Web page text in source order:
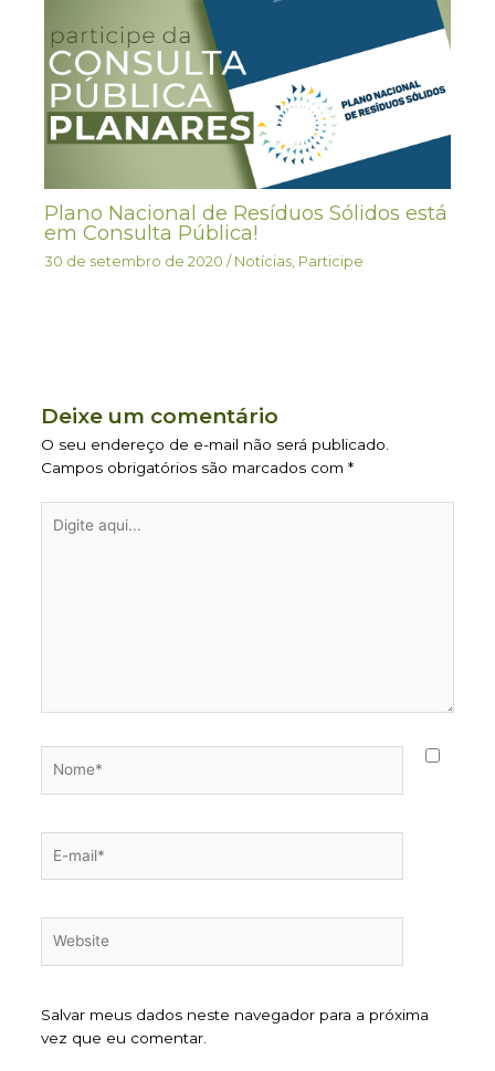
Plano Nacional de Resíduos Sólidos está
em Consulta Pública!
30 de setembro de 2020/ Notícias Participe
Deixe um comentário
O seu endereço de e-mail não será publicado.
Campos obrigatórios são marcados com *
aqui...
mail*
Salvar meus dados neste navegador para a próxima
vez que eu comentar.